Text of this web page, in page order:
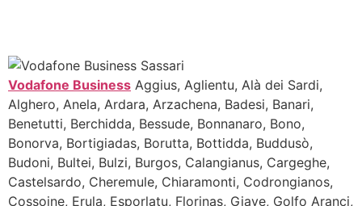
Vodafone Business Aggius, Aglientu, Alà dei Sardi,
Alghero, Anela, Ardara, Arzachena, Badesi, Banari,
Benetutti, Berchidda, Bessude, Bonnanaro, Bono,
Bonorva, Bortigiadas, Borutta, Bottidda, Buddusò,
Budoni, Bultei, Bulzi, Burgos, Calangianus, Cargeghe,
Castelsardo, Cheremule, Chiaramonti, Codrongianos,
Cossoine, Erula, Esporlatu, Florinas, Giave, Golfo Aranci,